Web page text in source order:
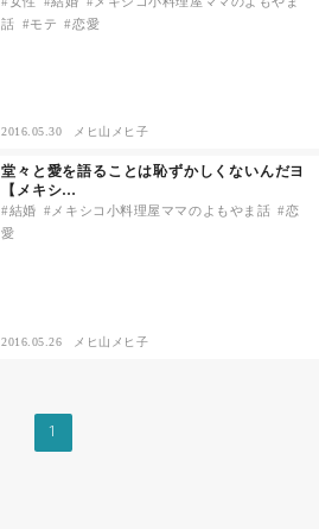
話
モテ 恋愛
2016.05.30 メヒ山メヒ子
堂々と愛を語ることは恥ずかしくないんだヨ
【メキシ…
結婚 メキシコ小料理屋ママのよもやま話
恋
愛
2016.05.26 メヒ山メヒ子
1